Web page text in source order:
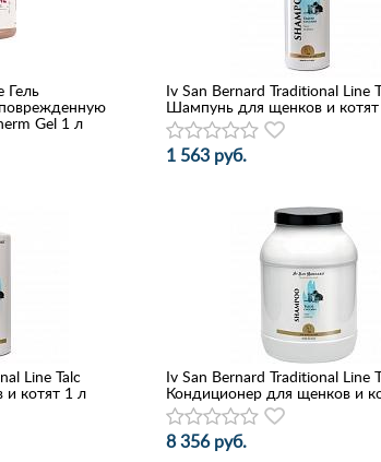
Гель
Gel 1 л
Iv San Bernard Traditional Line
Шампунь для щенков и
1 563 руб.
Line Talc
котят 1 л
Iv San Bernard Traditional Line
Кондиционер для щенков и
8 356 руб.